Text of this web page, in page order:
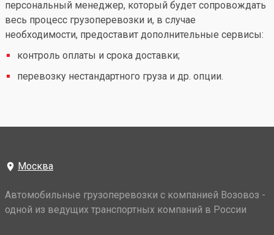
персональный менеджер, который будет сопровождать
весь процесс грузоперевозки и, в случае
необходимости, предоставит дополнительные сервисы:
контроль оплаты и срока доставки;
перевозку нестандартного груза и др. опции.
Москва
Автомобильные грузоперевозки с компанией Возовоз -
одной из ведущих транспортных компаний в России